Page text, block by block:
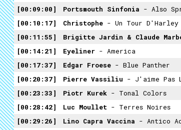
00:09:00
Portsmouth Sinfonia - Also
00:10:17
Christophe - Un Tour D'Harley
00:11:55
Brigitte Jardin & Claude
00:14:21
Eyeliner - America
00:17:37
Edgar Froese - Blue Panther
00:20:37
Pierre Vassiliu - J'aime Pas
00:23:33
Piotr Kurek - Tonal Colors
00:28:42
Luc Moullet - Terres Noires
00:29:26
Lino Capra Vaccina - Antico